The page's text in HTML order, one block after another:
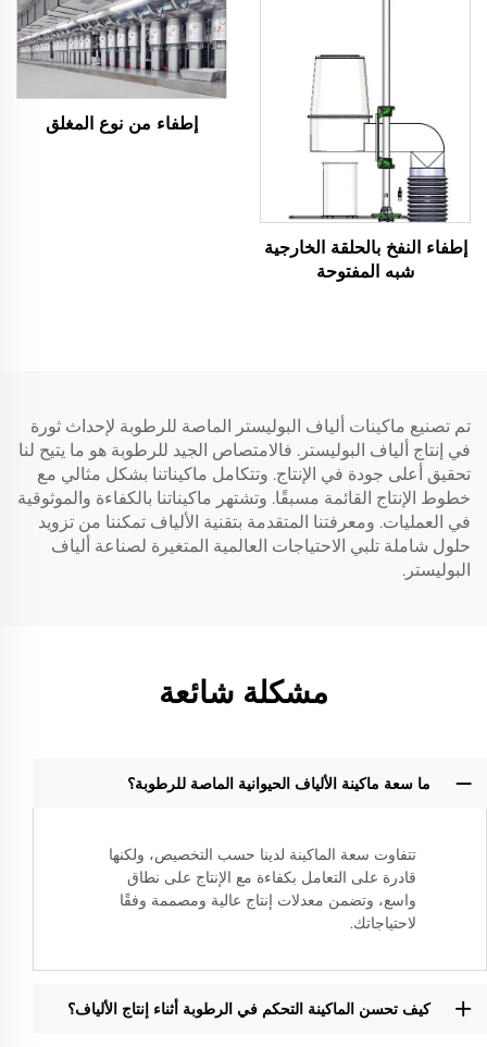
إطفاء النفخ بالحلقة الخارجية
شبه المفتوحة
إطفاء من نوع المغلق
تم تصنيع ماكينات ألياف البوليستر الماصة للرطوبة لإحداث ثورة
في إنتاج ألياف البوليستر. فالامتصاص الجيد للرطوبة هو ما يتيح لنا
تحقيق أعلى جودة في الإنتاج. وتتكامل ماكيناتنا بشكل مثالي مع
خطوط الإنتاج القائمة مسبقًا. وتشتهر ماكيناتنا بالكفاءة والموثوقية
في العمليات. ومعرفتنا المتقدمة بتقنية الألياف تمكننا من تزويد
حلول شاملة تلبي الاحتياجات العالمية المتغيرة لصناعة ألياف
البوليستر.
مشكلة شائعة
ما سعة ماكينة الألياف الحيوانية الماصة للرطوبة؟
تتفاوت سعة الماكينة لدينا حسب التخصيص، ولكنها
قادرة على التعامل بكفاءة مع الإنتاج على نطاق
واسع، وتضمن معدلات إنتاج عالية ومصممة وفقًا
لاحتياجاتك.
كيف تحسن الماكينة التحكم في الرطوبة أثناء إنتاج الألياف؟